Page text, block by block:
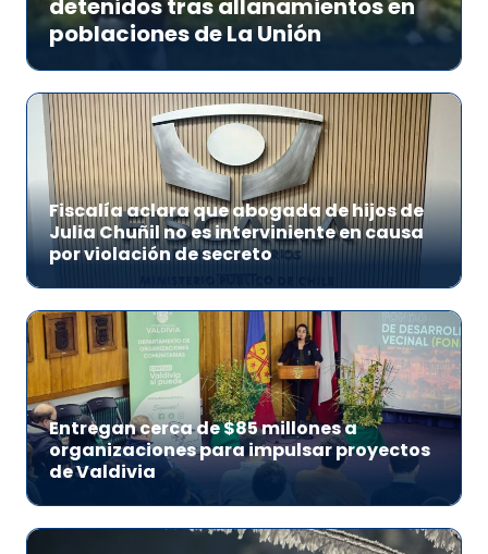
detenidos tras allanamientos en
poblaciones de La Unión
Fiscalía aclara que abogada de hijos de
Julia Chuñil no es interviniente en causa
por violación de secreto
Entregan cerca de $85 millones a
organizaciones para impulsar proyectos
de Valdivia